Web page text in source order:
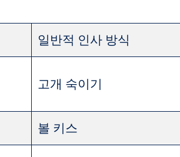
일반적 인사 방식
고개 숙이기
볼 키스